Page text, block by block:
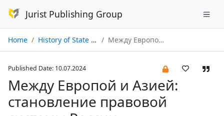
Jurist Publishing Group
Home History of State and Law № 07/2024 Между Европой и Азией: становление правовой системы России
Published Date: 10.07.2024
Между Европой и Азией:
становление правовой